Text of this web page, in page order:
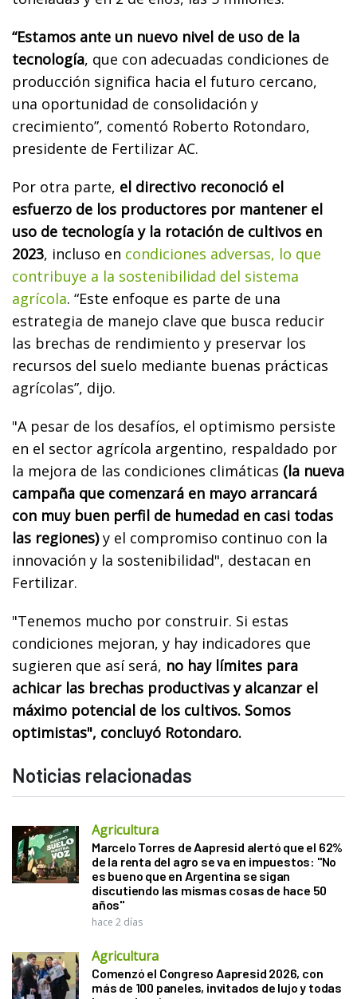
“Estamos ante un nuevo nivel de uso de la
tecnología, que con adecuadas condiciones de
producción significa hacia el futuro cercano,
una oportunidad de consolidación y
crecimiento”, comentó Roberto Rotondaro,
presidente de Fertilizar AC.
Por otra parte, el directivo reconoció el
esfuerzo de los productores por mantener el
uso de tecnología y la rotación de cultivos en
2023, incluso en condiciones adversas, lo que
contribuye a la sostenibilidad del sistema
agrícola. “Este enfoque es parte de una
estrategia de manejo clave que busca reducir
las brechas de rendimiento y preservar los
recursos del suelo mediante buenas prácticas
agrícolas”, dijo.
"A pesar de los desafíos, el optimismo persiste
en el sector agrícola argentino, respaldado por
la mejora de las condiciones climáticas (la nueva
campaña que comenzará en mayo arrancará
con muy buen perfil de humedad en casi todas
las regiones)y el compromiso continuo con la
innovación y la sostenibilidad", destacan en
Fertilizar.
"Tenemos mucho por construir. Si estas
condiciones mejoran, y hay indicadores que
sugieren que así será, no hay límites para
achicar las brechas productivas y alcanzar el
máximo potencial de los cultivos. Somos
optimistas", concluyó Rotondaro.
Noticias relacionadas
Agricultura
Marcelo Torres de Aapresid alertó que el 62%
de la renta del agro se va en impuestos: "No
es bueno que en Argentina se sigan
discutiendo las mismas cosas de hace 50
años"
hace 2 días
Agricultura
Comenzó el Congreso Aapresid 2026, con
más de 100 paneles, invitados de lujo y todas